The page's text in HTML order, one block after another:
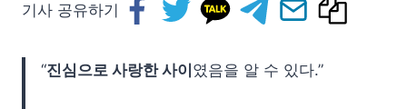
기사 공유하기
“진심으로 사랑한 사이 였음을 알 수 있다.”